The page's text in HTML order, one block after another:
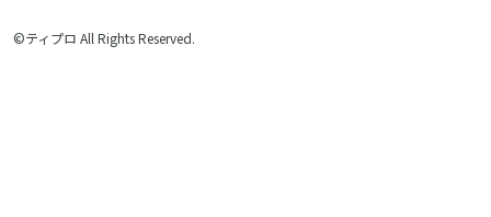
©ティプロ All Rights Reserved.